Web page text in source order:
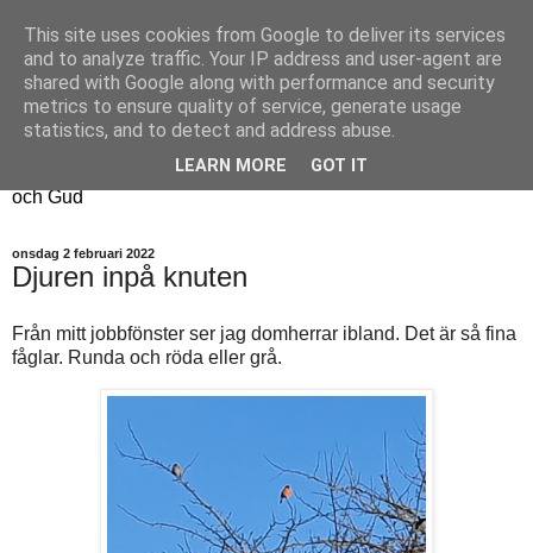
Fyren
Fyren finns för att sprida ljus i mörkret
För att påminna om guldkanterna i tillvaron
Här samsas jakt, hantverk, odling, och andra tankar om livet
och Gud
onsdag 2 februari 2022
Djuren inpå knuten
Från mitt jobbfönster ser jag domherrar ibland. Det är så fina
fåglar. Runda och röda eller grå.
This site uses cookies from Google to deliver its services
and to analyze traffic. Your IP address and user-agent are
shared with Google along with performance and security
metrics to ensure quality of service, generate usage
statistics, and to detect and address abuse.
LEARN MORE GOT IT